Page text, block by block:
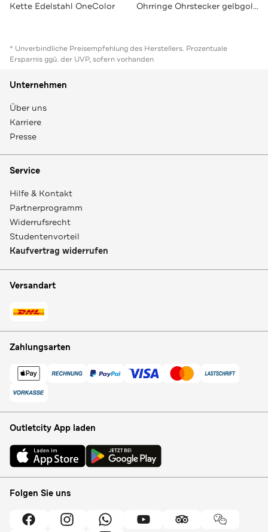
Kette Edelstahl OneColor Ohrringe Ohrstecker gelbgold Glas Perle weiß OneColor
* Unverbindliche Preisempfehlung des Herstellers. Prozentuale
Ersparnis ggü. der UVP, sofern vorhanden
Unternehmen
Über uns
Karriere
Presse
Service
Hilfe & Kontakt
Partnerprogramm
Widerrufsrecht
Studentenvorteil
Kaufvertrag widerrufen
Versandart
Zahlungsarten
Outletcity App laden
Folgen Sie uns